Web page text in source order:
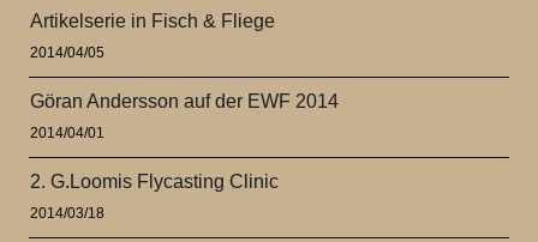
Artikelserie in Fisch & Fliege
2014/04/05
Göran Andersson auf der EWF 2014
2014/04/01
2. G.Loomis Flycasting Clinic
2014/03/18